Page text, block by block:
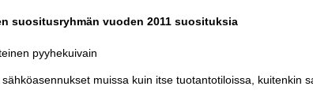
suositusryhmän vuoden 2011 suosituksia
pyyhekuivain
muissa kuin itse tuotantotiloissa, kuitenkin